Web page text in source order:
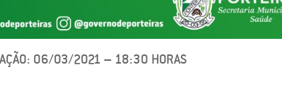
06/03/2021 – 18:30 HORAS